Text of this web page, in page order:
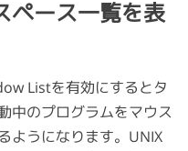
ペース一覧を表
Listを有効にするとタ
中のプログラムをマウス
ようになります。UNIX